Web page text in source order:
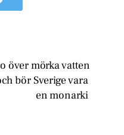
över mörka vatten
bör Sverige vara
en monarki